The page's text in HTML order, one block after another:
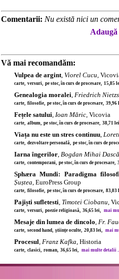
Comentarii: Nu există nici un
Vă mai recomandăm:
Vulpea de argint, Viorel Cucu,
carte, versuri, pe stoc, în curs de procesare, 15,85
Genealogia moralei, Friedrich
carte, filosofie, pe stoc, în curs de procesare,
Fețele satului, Ioan Măric, Vicovia
carte, album, pe stoc, în curs de procesare, 38,71
Viața nu este un stres continuu,
carte, dezvoltare personală, pe stoc, în curs de
Iarna îngerilor, Bogdan Mihai
carte, contemporani, pe stoc, în curs de
Sphæra Mundi: Paradigma
Șuștea, EuroPress Group
carte, filosofie, pe stoc, în curs de procesare,
Pajiști sufletesti, Timotei Ciobanu,
carte, versuri, poezie religioasă, 36,65 lei, mai
Mesaje din lumea de dincolo, Fr.
carte, second hand, științe oculte, 20,83 lei, mai
Procesul, Franz Kafka, Historia
carte, clasici, roman, 36,65 lei, mai multe detalii